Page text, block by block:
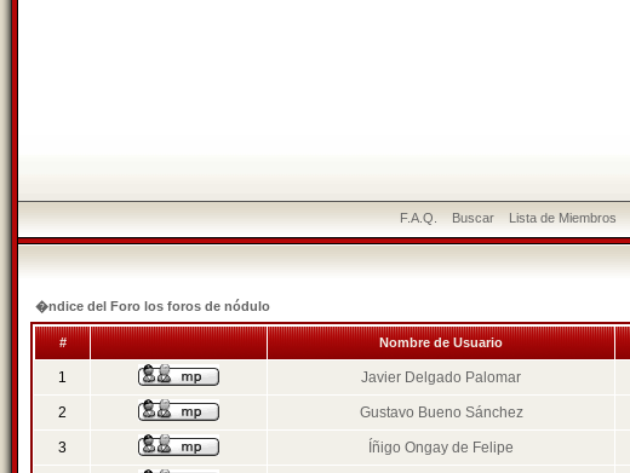
F.A.Q. Buscar Lista de Miembros
�ndice del Foro los foros de nódulo
# Nombre de Usuario
1 Javier Delgado Palomar
2 Gustavo Bueno Sánchez
3 Íñigo Ongay de Felipe